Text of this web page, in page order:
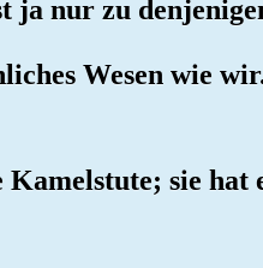
ja nur zu
Wesen wie
Kamelstute; sie